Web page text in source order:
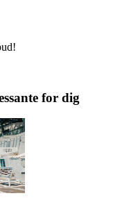
for dig